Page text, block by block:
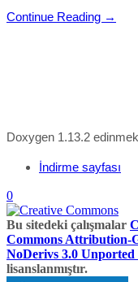
Continue Reading →
Doxygen 1.13.2
İndirme sayfası
0
Bu sitedeki çalışmalar
Commons Attribution-
NoDerivs 3.0 Unported
lisanslanmıştır.